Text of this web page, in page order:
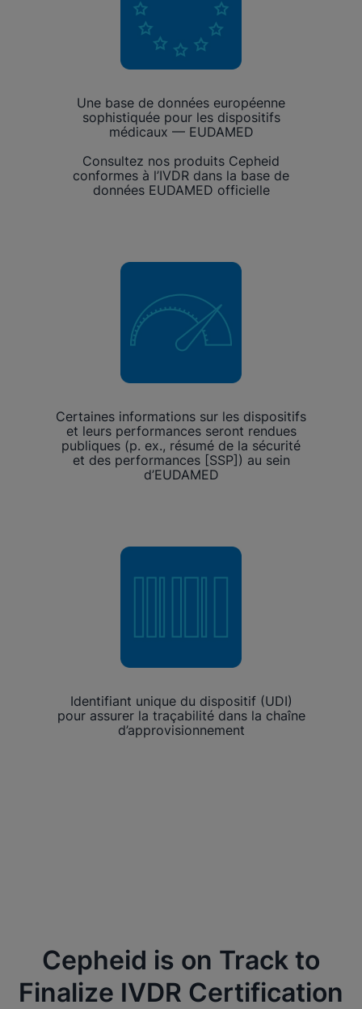
Une base de données européenne
sophistiquée pour les dispositifs
médicaux — EUDAMED
Consultez nos produits Cepheid
conformes à l’IVDR dans la base de
données EUDAMED officielle
Certaines informations sur les dispositifs
et leurs performances seront rendues
publiques (p. ex., résumé de la sécurité
et des performances [SSP]) au sein
d’EUDAMED
Identifiant unique du dispositif (UDI)
pour assurer la traçabilité dans la chaîne
d’approvisionnement
Cepheid is on Track to
Finalize IVDR Certification